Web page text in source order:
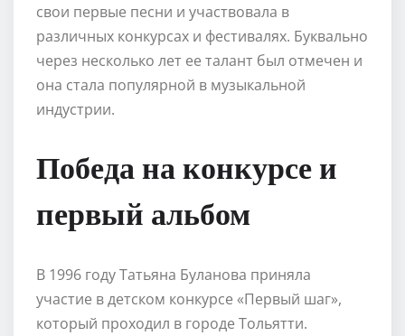
свои первые песни и участвовала в
различных конкурсах и фестивалях. Буквально
через несколько лет ее талант был отмечен и
она стала популярной в музыкальной
индустрии.
Победа на конкурсе и
первый альбом
В 1996 году Татьяна Буланова приняла
участие в детском конкурсе «Первый шаг»,
который проходил в городе Тольятти.